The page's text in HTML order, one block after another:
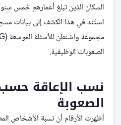
استُند في هذا الكشف إلى بيانات
الصعوبات الوظيفية.
نسب الإعاقة
الصعوبة
أظهرت الأرقام أن نسبة الأشخاص